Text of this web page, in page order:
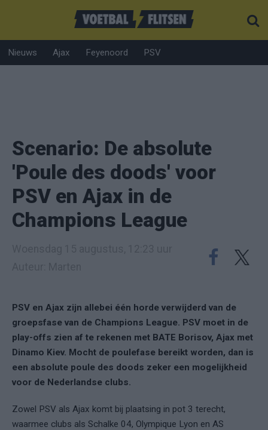
Nieuws Ajax Feyenoord PSV
Scenario: De absolute
'Poule des doods' voor
PSV en Ajax in de
Champions League
PSV en Ajax zijn allebei één horde verwijderd van de
groepsfase van de Champions League. PSV moet in de
play-offs zien af te rekenen met BATE Borisov, Ajax met
Dinamo Kiev. Mocht de poulefase bereikt worden, dan is
een absolute poule des doods zeker een mogelijkheid
voor de Nederlandse clubs.
Zowel PSV als Ajax komt bij plaatsing in pot 3 terecht,
waarmee clubs als Schalke 04, Olympique Lyon en AS